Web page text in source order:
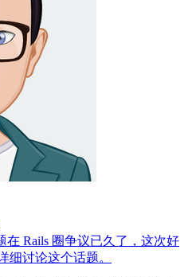
Rails 圈争议已久了，这次好
细讨论这个话题。